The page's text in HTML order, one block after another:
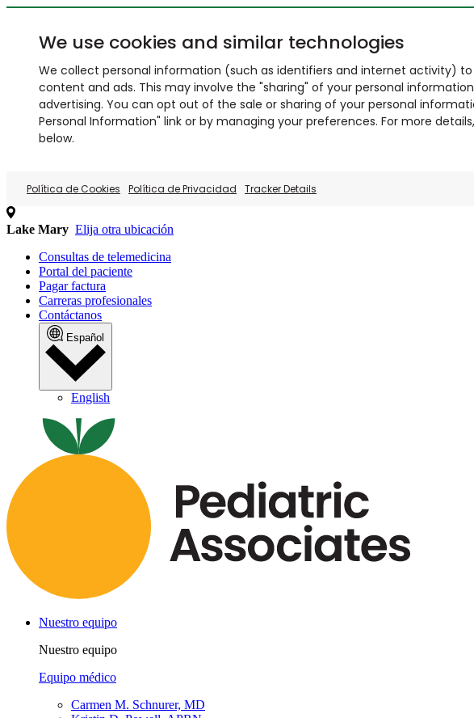
We use cookies and similar technologies
We collect personal information (such as identifiers and internet activity)
content and ads. This may involve the "sharing" of your personal
advertising. You can opt out of the sale or sharing of your personal
Personal Information" link or by managing your preferences. For more
below.
Política de Cookies Política de Privacidad Tracker Details
Lake Mary Elija otra ubicación
Consultas de telemedicina
Portal del paciente
Pagar factura
Carreras profesionales
Contáctanos
Español
English
Nuestro equipo
Nuestro equipo
Equipo médico
Carmen M. Schnurer, MD